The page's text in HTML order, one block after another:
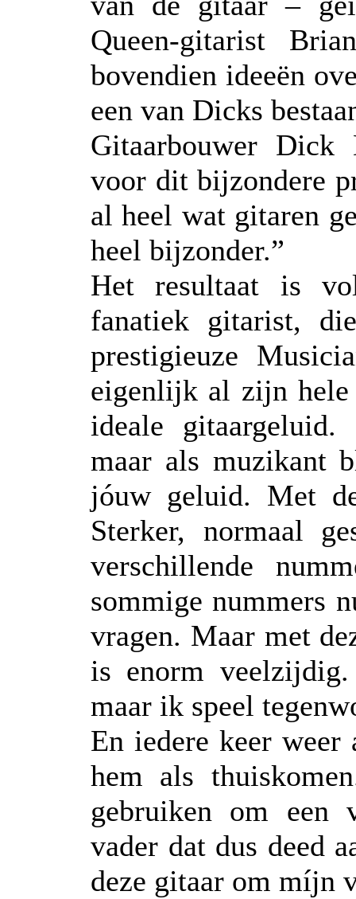
Queen-gitarist
bovendien ideeën
een van Dicks
Gitaarbouwer Dick
voor dit bijzondere
al heel wat gitaren
heel bijzonder.”
Het resultaat is
fanatiek gitarist,
prestigieuze
eigenlijk al zijn hele
ideale
maar als muzikant
jóuw geluid. Met
Sterker, normaal
verschillende
sommige nummers
vragen. Maar met
is enorm
maar ik speel
En iedere keer
hem als
gebruiken om een
vader dat dus deed
deze gitaar om míjn